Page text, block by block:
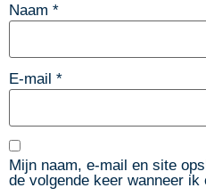
Naam *
E-mail *
Mijn naam, e-mail en site
de volgende keer wanneer ik